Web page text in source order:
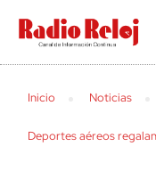
cerrar
Inicio Noticias
Deportes aéreos